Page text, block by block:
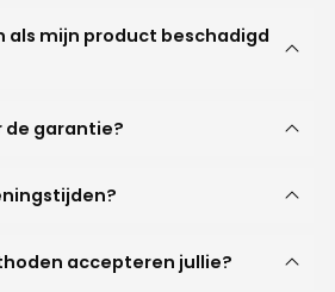
als mijn product beschadigd
de garantie?
accepteren jullie?